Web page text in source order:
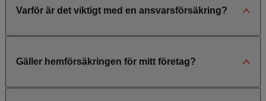
Varför är det viktigt med en ansvarsförsäkring?
Gäller hemförsäkringen för mitt företag?